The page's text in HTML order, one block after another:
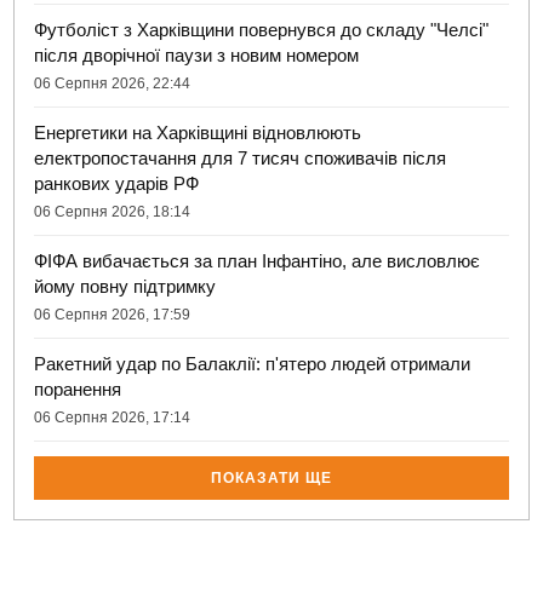
Футболіст з Харківщини повернувся до складу "Челсі"
після дворічної паузи з новим номером
06 Серпня 2026, 22:44
Енергетики на Харківщині відновлюють
електропостачання для 7 тисяч споживачів після
ранкових ударів РФ
06 Серпня 2026, 18:14
ФІФА вибачається за план Інфантіно, але висловлює
йому повну підтримку
06 Серпня 2026, 17:59
Ракетний удар по Балаклії: п'ятеро людей отримали
поранення
06 Серпня 2026, 17:14
ПОКАЗАТИ ЩЕ